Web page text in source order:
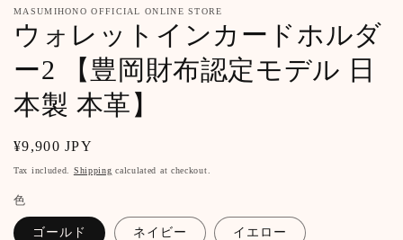
MASUMIHONO OFFICIAL ONLINE STORE
ウォレットインカードホルダ
ー2 【豊岡財布認定モデル 日
本製 本革】
Regular
price
¥9,900 JPY
Tax included. Shipping calculated at checkout.
色
ゴールド ネイビー イエロー